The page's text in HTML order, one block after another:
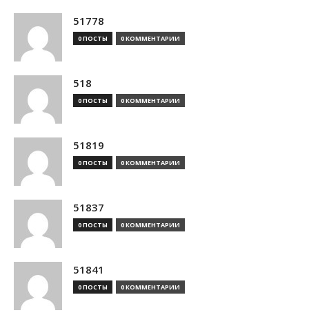
51778
0 ПОСТЫ 0 КОММЕНТАРИИ
518
0 ПОСТЫ 0 КОММЕНТАРИИ
51819
0 ПОСТЫ 0 КОММЕНТАРИИ
51837
0 ПОСТЫ 0 КОММЕНТАРИИ
51841
0 ПОСТЫ 0 КОММЕНТАРИИ